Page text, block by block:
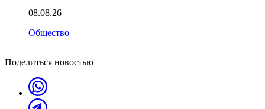
08.08.26
Общество
Поделиться новостью